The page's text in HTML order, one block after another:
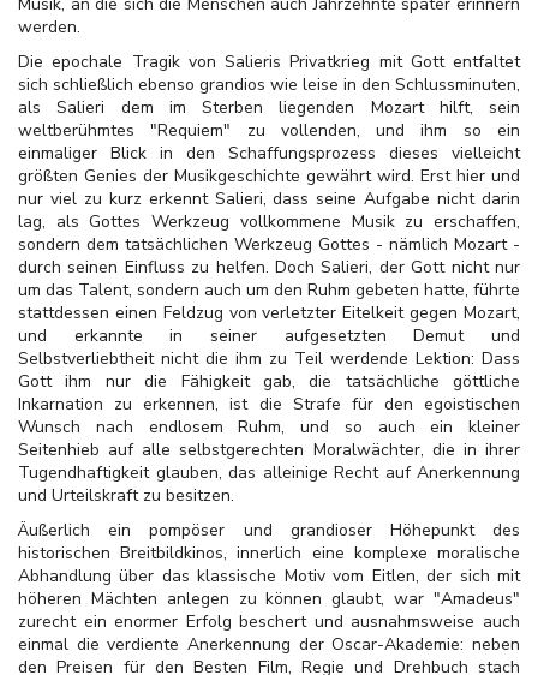
werden.
Die epochale Tragik von Salieris Privatkrieg mit Gott entfaltet
sich schließlich ebenso grandios wie leise in den Schlussminuten,
als Salieri dem im Sterben liegenden Mozart hilft, sein
weltberühmtes "Requiem" zu vollenden, und ihm so ein
einmaliger Blick in den Schaffungsprozess dieses vielleicht
größten Genies der Musikgeschichte gewährt wird. Erst hier und
nur viel zu kurz erkennt Salieri, dass seine Aufgabe nicht darin
lag, als Gottes Werkzeug vollkommene Musik zu erschaffen,
sondern dem tatsächlichen Werkzeug Gottes - nämlich Mozart -
durch seinen Einfluss zu helfen. Doch Salieri, der Gott nicht nur
um das Talent, sondern auch um den Ruhm gebeten hatte, führte
stattdessen einen Feldzug von verletzter Eitelkeit gegen Mozart,
und erkannte in seiner aufgesetzten Demut und
Selbstverliebtheit nicht die ihm zu Teil werdende Lektion: Dass
Gott ihm nur die Fähigkeit gab, die tatsächliche göttliche
Inkarnation zu erkennen, ist die Strafe für den egoistischen
Wunsch nach endlosem Ruhm, und so auch ein kleiner
Seitenhieb auf alle selbstgerechten Moralwächter, die in ihrer
Tugendhaftigkeit glauben, das alleinige Recht auf Anerkennung
und Urteilskraft zu besitzen.
Äußerlich ein pompöser und grandioser Höhepunkt des
historischen Breitbildkinos, innerlich eine komplexe moralische
Abhandlung über das klassische Motiv vom Eitlen, der sich mit
höheren Mächten anlegen zu können glaubt, war "Amadeus"
zurecht ein enormer Erfolg beschert und ausnahmsweise auch
einmal die verdiente Anerkennung der Oscar-Akademie: neben
den Preisen für den Besten Film, Regie und Drehbuch stach